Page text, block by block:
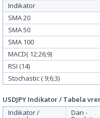
Indikator
SMA 20
SMA 50
SMA 100
MACD( 12;26;9)
RSI (14)
Stochastic ( 9;6;3)
USDJPY Indikator / Tabela
Indikator /
Dan -